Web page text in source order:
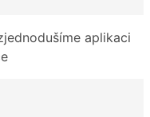
aplikaci